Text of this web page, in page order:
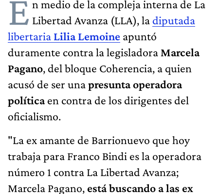
E n medio de la compleja interna de La
Libertad Avanza (LLA), la diputada
libertaria Lilia Lemoine apuntó
duramente contra la legisladora Marcela
Pagano, del bloque Coherencia, a quien
acusó de ser unapresunta operadora
políticaen contra de los dirigentes del
oficialismo.
"La ex amante de Barrionuevo que hoy
trabaja para Franco Bindi es la operadora
número 1 contra La Libertad Avanza;
Marcela Pagano, está buscando a las ex